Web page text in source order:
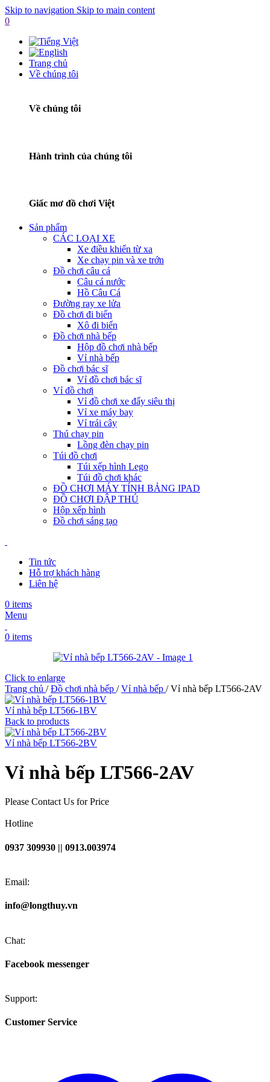
Skip to navigation Skip to main content
0
Trang chủ
Về chúng tôi
Về chúng tôi
Hành trình của chúng tôi
Giấc mơ đồ chơi Việt
Sản phẩm
CÁC LOẠI XE
Xe điều khiển từ xa
Xe chạy pin và xe trớn
Đồ chơi câu cá
Câu cá nước
Hồ Câu Cá
Đường ray xe lửa
Đồ chơi đi biển
Xô đi biển
Đồ chơi nhà bếp
Hộp đồ chơi nhà bếp
Vỉ nhà bếp
Đồ chơi bác sĩ
Vỉ đồ chơi bác sĩ
Vỉ đồ chơi
Vỉ đồ chơi xe đẩy siêu thị
Vỉ xe máy bay
Vỉ trái cây
Thú chạy pin
Lồng đèn chạy pin
Túi đồ chơi
Túi xếp hình Lego
Túi đồ chơi khác
ĐỒ CHƠI MÁY TÍNH BẢNG IPAD
ĐỒ CHƠI ĐẬP THÚ
Hộp xếp hình
Đồ chơi sáng tạo
Tin tức
Hỗ trợ khách hàng
Liên hệ
0 items
Menu
0 items
Click to enlarge
Trang chủ / Đồ chơi nhà bếp / Vỉ nhà bếp / Vỉ nhà bếp LT566-2AV
Vỉ nhà bếp LT566-1BV
Back to products
Vỉ nhà bếp LT566-2BV
Vỉ nhà bếp LT566-2AV
Please Contact Us for Price
Hotline
0937 309930 || 0913.003974
Email:
info@longthuy.vn
Chat:
Facebook messenger
Support:
Customer Service